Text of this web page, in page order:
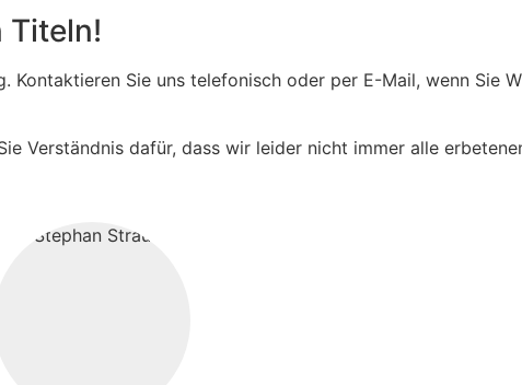
Titeln!
Sie uns telefonisch oder per E-Mail, wenn Sie
Verständnis dafür, dass wir leider nicht immer alle